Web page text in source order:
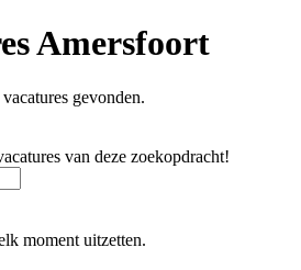
Amersfoort
gevonden.
van deze zoekopdracht!
moment uitzetten.